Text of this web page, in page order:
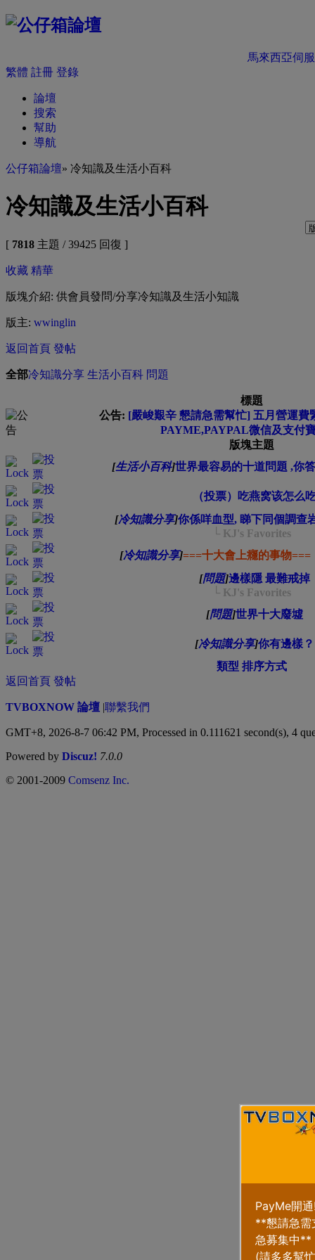
馬來西亞伺
繁體 註冊 登錄
論壇
搜索
幫助
導航
公仔箱論壇» 冷知識及生活小百科
冷知識及生活小百科
[ 7818 主題 / 39425 回復 ]
收藏 精華
版塊介紹: 供會員發問/分享冷知識及生活小知識
版主: wwinglin
返回首頁 發帖
全部冷知識分享 生活小百科 問題
標題
公告: [嚴峻艱辛 懇請急需幫忙] 五月營運費
PAYME,PAYPAL微信及支付
版塊主題
[生活小百科]世界最容易的十道問題 ,你
（投票）吃燕窝该怎么
[冷知識分享]你係咩血型, 睇下同個調查
└ KJ's Favorites
[冷知識分享]===十大會上癮的事物===
[問題]邊樣隱 最難戒掉
└ KJ's Favorites
[問題]世界十大廢墟
[冷知識分享]你有邊樣？
類型 排序方式
返回首頁 發帖
TVBOXNOW 論壇 |聯繫我們
GMT+8, 2026-8-7 06:42 PM, Processed in 0.111621 second(s), 4
Powered by Discuz! 7.0.0
© 2001-2009 Comsenz Inc.